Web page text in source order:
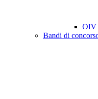
OIV
Bandi di